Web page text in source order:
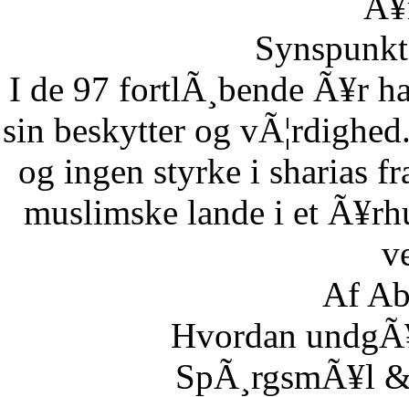
I de 97 fortlÃ¸bende Ã¥r
sin beskytter og
og ingen styrke i sharias
muslimske lande i et
Af
Hvordan
SpÃ¸rgsmÃ¥l